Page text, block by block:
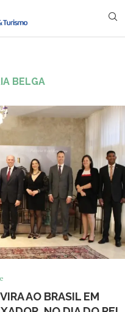
BELGA
AO BRASIL EM